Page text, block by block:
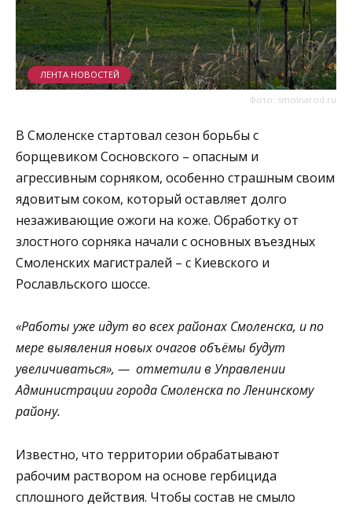
Фото: smolnarod.ru
ЛЕНТА НОВОСТЕЙ
В Смоленске стартовал сезон борьбы с
борщевиком Сосновского – опасным и
агрессивным сорняком, особенно страшным своим
ядовитым соком, который оставляет долго
незаживающие ожоги на коже. Обработку от
злостного сорняка начали с основных въездных
Смоленских магистралей – с Киевского и
Рославльского шоссе.
«Работы уже идут во всех районах Смоленска, и по
мере выявления новых очагов объёмы будут
увеличиваться», — отметили в Управлении
Администрации города Смоленска по Ленинскому
району.
Известно, что территории обрабатывают
рабочим раствором на основе гербицида
сплошного действия. Чтобы состав не смыло